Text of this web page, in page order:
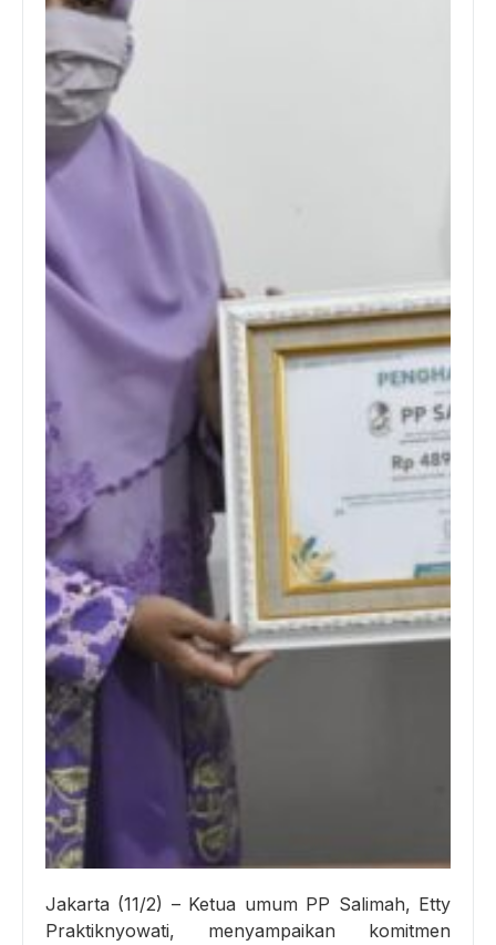
Jakarta (11/2) – Ketua umum PP Salimah, Etty
Praktiknyowati, menyampaikan komitmen